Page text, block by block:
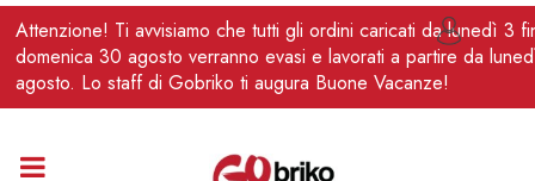
Attenzione! Ti avvisiamo che tutti gli ordini caricati da lunedì 3
domenica 30 agosto verranno evasi e lavorati a partire da
agosto. Lo staff di Gobriko ti augura Buone Vacanze!
IT 